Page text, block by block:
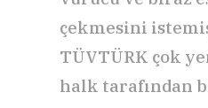
çekmesini
TÜVTÜRK çok
halk tarafından